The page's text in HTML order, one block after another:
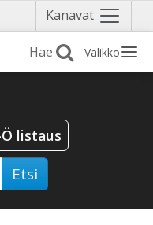
Kanavat Näytä
valikko
Valikko
listaus
Etsi